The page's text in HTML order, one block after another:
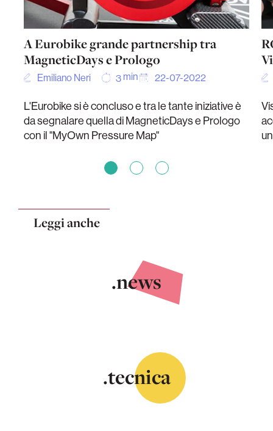
A Eurobike grande partnership tra
MagneticDays e Prologo
Emiliano Neri 3 min 22-07-2022
L'Eurobike si è concluso e tra le tante iniziative è
da segnalare quella di MagneticDays e Prologo
con il "MyOwn Pressure Map"
Leggi anche
.news
.tecnica